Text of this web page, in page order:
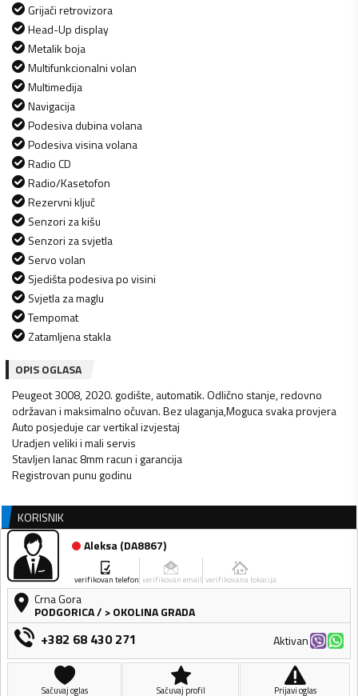
Grijači retrovizora
Head-Up display
Metalik boja
Multifunkcionalni volan
Multimedija
Navigacija
Podesiva dubina volana
Podesiva visina volana
Radio CD
Radio/Kasetofon
Rezervni ključ
Senzori za kišu
Senzori za svjetla
Servo volan
Sjedišta podesiva po visini
Svjetla za maglu
Tempomat
Zatamljena stakla
OPIS OGLASA
Peugeot 3008, 2020. godište, automatik. Odlično stanje, redovno
održavan i maksimalno očuvan. Bez ulaganja,Moguca svaka provjera
Auto posjeduje car vertikal izvjestaj
Uradjen veliki i mali servis
Stavljen lanac 8mm racun i garancija
KORISNIK
Aleksa(DA8867)
verifikovan telefon verifikovan email verifikovana lokacija
Crna Gora
PODGORICA/ > OKOLINA GRADA
+382 68 430 271 Aktivan
Sačuvaj oglas Sačuvaj profil Prijavi oglas